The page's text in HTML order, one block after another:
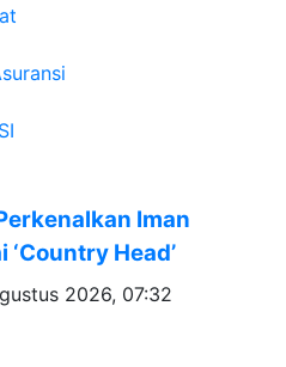
Iman
Head’
2026, 07:32